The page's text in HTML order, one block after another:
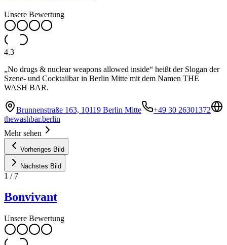
Unsere Bewertung
4.3
„No drugs & nuclear weapons allowed inside“ heißt der Slogan der
Szene- und Cocktailbar in Berlin Mitte mit dem Namen THE
WASH BAR.
Brunnenstraße 163, 10119 Berlin Mitte
+49 30 26301372
thewashbar.berlin
Mehr sehen
Vorheriges Bild
Nächstes Bild
1 / 7
Bonvivant
Unsere Bewertung